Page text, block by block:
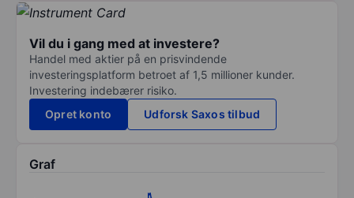
Vil du i gang med at investere?
Handel med aktier på en prisvindende
investeringsplatform betroet af 1,5 millioner kunder.
Investering indebærer risiko.
Opret konto
Udforsk Saxos tilbud
Graf